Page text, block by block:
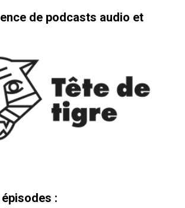
de podcasts audio et
: